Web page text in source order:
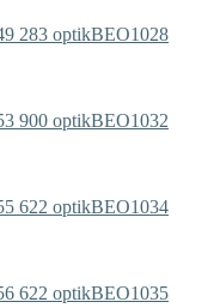
BEO1028
BEO1032
BEO1034
BEO1035